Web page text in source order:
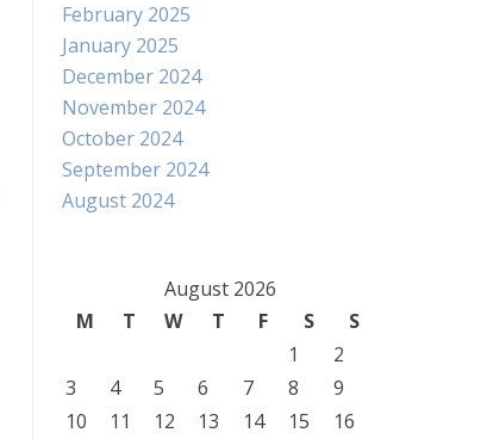
February 2025
January 2025
December 2024
November 2024
October 2024
September 2024
August 2024
August 2026
M
T W T F S
S
1
2
3
4 5 6 7 8
9
10
11 12 13 14 15
16